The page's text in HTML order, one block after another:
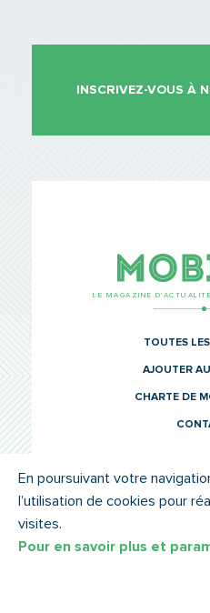
INSCRIVEZ-VOUS À
LE MAGAZINE
TOUTES
AJOUTER
CHARTE DE
© SYTRAL MOBILITÉS
En poursuivant votre
l’utilisation de cookies pour
visites.
Pour en savoir plus et